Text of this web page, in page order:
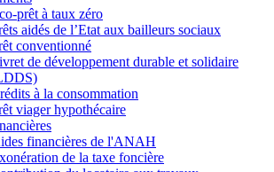
prêt à taux zéro
aidés de l’Etat aux bailleurs sociaux
conventionné
de développement durable et solidaire
à la consommation
viager hypothécaire
financières de l'ANAH
de la taxe foncière